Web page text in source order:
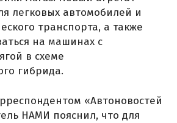
легковых автомобилей и
транспорта, а также
на машинах с
в схеме
гибрида.
«Автоновостей
НАМИ пояснил, что для